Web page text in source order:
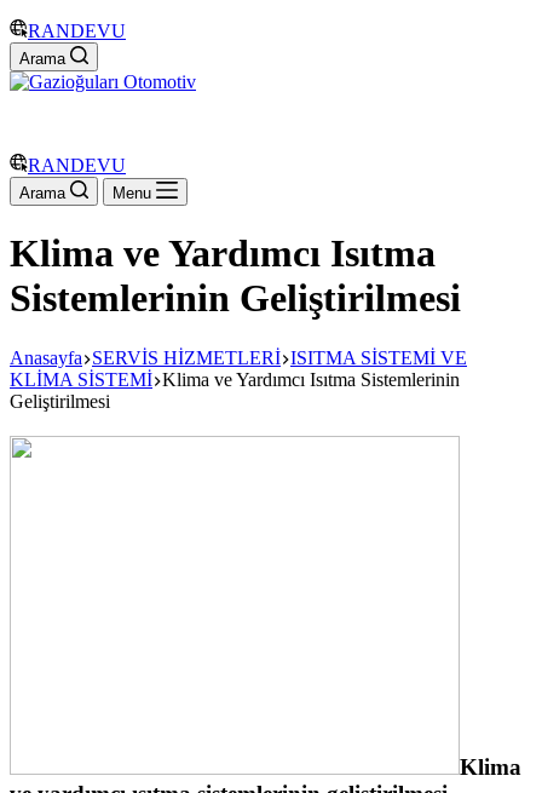
RANDEVU
Arama
RANDEVU
Arama Menu
Klima ve Yardımcı Isıtma
Sistemlerinin Geliştirilmesi
Anasayfa SERVİS HİZMETLERİ ISITMA SİSTEMİ VE
KLİMA SİSTEMİ Klima ve Yardımcı Isıtma Sistemlerinin
Geliştirilmesi
Klima